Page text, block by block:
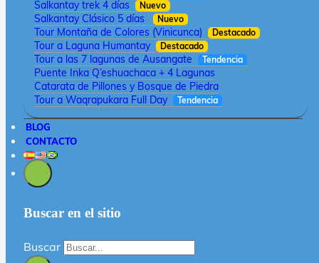
Salkantay trek 4 días Nuevo
Salkantay Clásico 5 días Nuevo
Tour Montaña de Colores (Vinicunca) Destacado
Tour a Laguna Humantay Destacado
Tour a las 7 lagunas de Ausangate Tendencia
Puente Inka Q’eshuachaca + 4 Lagunas
Catarata de Pillones y Bosque de Piedra
Tour a Waqrapukara Full Day
Tendencia
BLOG
CONTACTO
Buscar en el sitio
Buscar